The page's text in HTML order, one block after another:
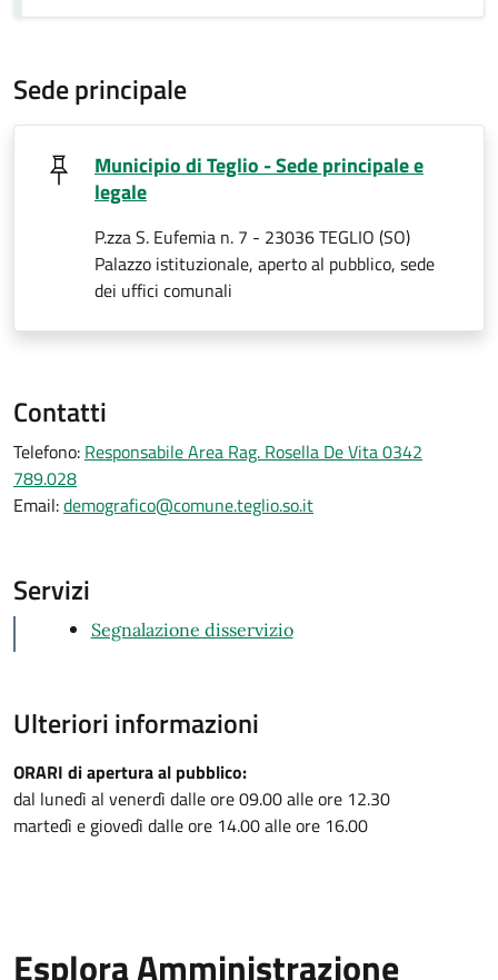
Sede principale
Municipio di Teglio - Sede principale e
legale
P.zza S. Eufemia n. 7 - 23036 TEGLIO (SO)
Palazzo istituzionale, aperto al pubblico, sede
dei uffici comunali
Contatti
Telefono: Responsabile Area Rag. Rosella De Vita 0342
789.028
Email:demografico@comune.teglio.so.it
Servizi
Segnalazione disservizio
Ulteriori informazioni
ORARI di apertura al pubblico:
dal lunedì al venerdì dalle ore 09.00 alle ore 12.30
martedì e giovedì dalle ore 14.00 alle ore 16.00
Esplora Amministrazione